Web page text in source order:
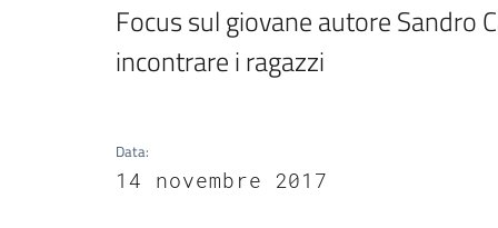
Focus sul giovane autore Sandro
incontrare i ragazzi
Data:
14 novembre 2017